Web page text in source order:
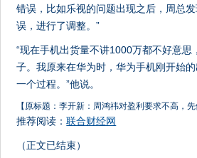
错误，比如乐视的问题出现之后，周总
误，进行了调整。”
“现在手机出货量不讲1000万都不好意思
子。我原来在华为时，华为手机刚开始
一个过程。”他说。
【原标题：李开新：周鸿祎对盈利要求不高，先
推荐阅读：联合财经网
（正文已结束）